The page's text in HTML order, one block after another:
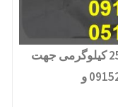
اسید سیتریک ttac آبدار در کیسه های 25 کیلوگرمی جهت
مشاوره و خرید با شماره های 09152020183 و